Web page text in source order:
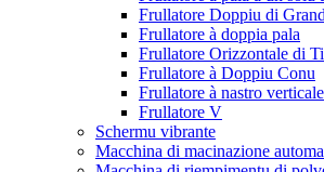
Frullatore Doppiu di
Frullatore à doppia pala
Frullatore Orizzontale di
Frullatore à Doppiu Conu
Frullatore à nastro verticale
Frullatore V
Schermu vibrante
Macchina di macinazione